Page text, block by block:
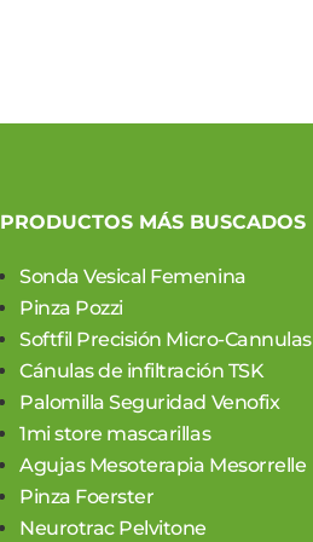
PRODUCTOS MÁS BUSCADOS
Sonda Vesical Femenina
Pinza Pozzi
Softfil Precisión Micro-Cannulas
Cánulas de infiltración TSK
Palomilla Seguridad Venofix
1mi store mascarillas
Agujas Mesoterapia Mesorrelle
Pinza Foerster
Neurotrac Pelvitone